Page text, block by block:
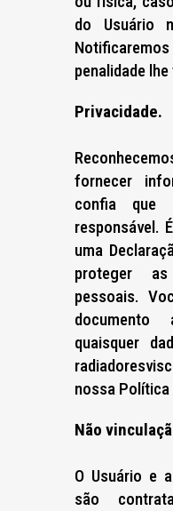
do Usuário
penalidade
Privacidade.
fornecer
confia que
responsável.
uma
proteger
pessoais.
quaisquer
nossa Política
Não
O Usuário e
são